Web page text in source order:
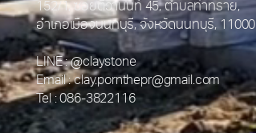
152/1, ซอยติวานนท์ 45, ตำบลท่าทราย,
อำเภอเมืองนนทบุรี, จังหวัดนนทบุรี, 11000
LINE : @claystone
Email : clay.pornthepr@gmail.com
Tel : 086-3822116